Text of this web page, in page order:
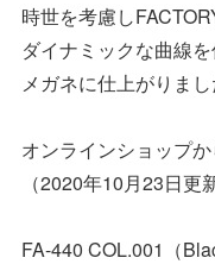
時世を考慮し
ダイナミックな曲線
メガネに仕上がりまし
オンラインショップか
（2020年10月23日更
FA-440 COL.001（